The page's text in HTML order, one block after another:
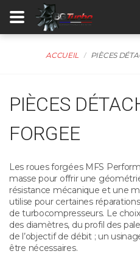
ACCUEIL PIÈCES
PIÈCES
FORGEE
Les roues forgées MFS
masse pour offrir une
résistance mécanique et une
utilise pour certaines
de turbocompresseurs. Le
des diamètres, du profil des
de l’objectif de débit ; un
être nécessaires.